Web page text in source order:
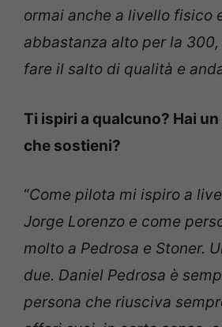
ormai anche a livello fisico
abbastanza alto per la
fare il salto di qualità e
Ti ispiri a qualcuno? Hai
che sostieni?
“Come pilota mi ispiro a
Jorge Lorenzo e come
molto a Pedrosa e Stoner.
due. Daniel Pedrosa è
persona che riusciva